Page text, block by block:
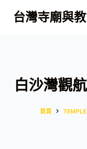
跳
至
台灣寺廟與
白沙灣觀
首頁